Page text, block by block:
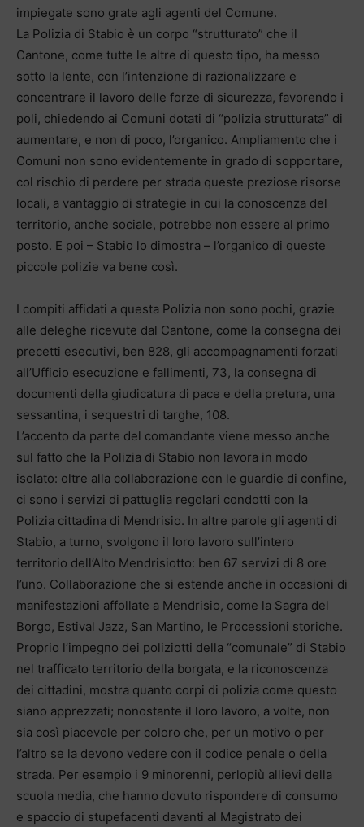
impiegate sono grate agli agenti del Comune.
La Polizia di Stabio è un corpo “strutturato” che il
Cantone, come tutte le altre di questo tipo, ha messo
sotto la lente, con l’intenzione di razionalizzare e
concentrare il lavoro delle forze di sicurezza, favorendo i
poli, chiedendo ai Comuni dotati di “polizia strutturata” di
aumentare, e non di poco, l’organico. Ampliamento che i
Comuni non sono evidentemente in grado di sopportare,
col rischio di perdere per strada queste preziose risorse
locali, a vantaggio di strategie in cui la conoscenza del
territorio, anche sociale, potrebbe non essere al primo
posto. E poi – Stabio lo dimostra – l’organico di queste
piccole polizie va bene così.
I compiti affidati a questa Polizia non sono pochi, grazie
alle deleghe ricevute dal Cantone, come la consegna dei
precetti esecutivi, ben 828, gli accompagnamenti forzati
all’Ufficio esecuzione e fallimenti, 73, la consegna di
documenti della giudicatura di pace e della pretura, una
sessantina, i sequestri di targhe, 108.
L’accento da parte del comandante viene messo anche
sul fatto che la Polizia di Stabio non lavora in modo
isolato: oltre alla collaborazione con le guardie di confine,
ci sono i servizi di pattuglia regolari condotti con la
Polizia cittadina di Mendrisio. In altre parole gli agenti di
Stabio, a turno, svolgono il loro lavoro sull’intero
territorio dell’Alto Mendrisiotto: ben 67 servizi di 8 ore
l’uno. Collaborazione che si estende anche in occasioni di
manifestazioni affollate a Mendrisio, come la Sagra del
Borgo, Estival Jazz, San Martino, le Processioni storiche.
Proprio l’impegno dei poliziotti della “comunale” di Stabio
nel trafficato territorio della borgata, e la riconoscenza
dei cittadini, mostra quanto corpi di polizia come questo
siano apprezzati; nonostante il loro lavoro, a volte, non
sia così piacevole per coloro che, per un motivo o per
l’altro se la devono vedere con il codice penale o della
strada. Per esempio i 9 minorenni, perlopiù allievi della
scuola media, che hanno dovuto rispondere di consumo
e spaccio di stupefacenti davanti al Magistrato dei